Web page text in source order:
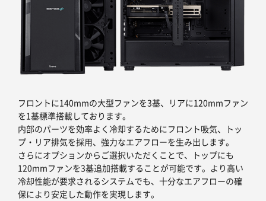
フロントに140mmの大型ファンを3基、リアに120mmファン
を1基標準搭載しております。
内部のパーツを効率よく冷却するためにフロント吸気、トッ
プ・リア排気を採用、強力なエアフローを生み出します。
さらにオプションからご選択いただくことで、トップにも
120mmファンを3基追加搭載することが可能です。より高い
冷却性能が要求されるシステムでも、十分なエアフローの確
保により安定した動作を実現します。